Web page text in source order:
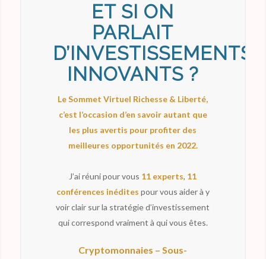
ET SI ON
PARLAIT
D’INVESTISSEMENTS
INNOVANTS ?
Le Sommet Virtuel Richesse & Liberté,
c’est l’occasion d’en savoir autant que
les plus avertis pour profiter des
meilleures opportunités en 2022.
J’ai réuni pour vous 11 experts, 11
conférences inédites pour vous aider à y
voir clair sur la stratégie d’investissement
qui correspond vraiment à qui vous êtes.
Cryptomonnaies – Sous-